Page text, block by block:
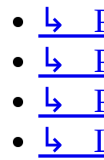
↳
↳
↳
↳